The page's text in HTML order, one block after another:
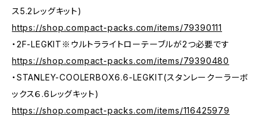
ス5.2レッグキット)
https://shop.compact-packs.com/items/79390111
・2F-LEGKIT※ウルトラライトローテーブルが2つ必要です
https://shop.compact-packs.com/items/79390480
・STANLEY-COOLERBOX6.6-LEGKIT(スタンレークーラーボ
ックス６.6レッグキット)
https://shop.compact-packs.com/items/116425979